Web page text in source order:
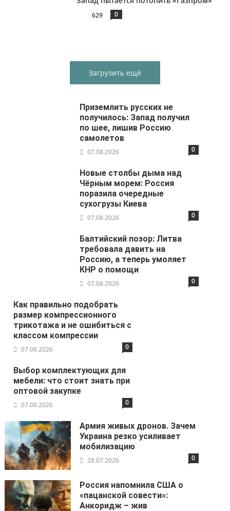
629 0
Загрузить ещё
Приземлить русских не
получилось: Запад получил
по шее, лишив Россию
самолетов
07.08.2026 0
Новые столбы дыма над
Чёрным морем: Россия
поразила очередные
сухогрузы Киева
07.08.2026 0
Балтийский позор: Литва
требовала давить на
Россию, а теперь умоляет
КНР о помощи
07.08.2026 0
Как правильно подобрать
размер компрессионного
трикотажа и не ошибиться с
классом компрессии
07.08.2026 0
Выбор комплектующих для
мебели: что стоит знать при
оптовой закупке
07.08.2026 0
Армия живых дронов. Зачем
Украина резко усиливает
мобилизацию
28.07.2026 0
Россия напомнила США о
«пацанской совести»:
Анкоридж – жив